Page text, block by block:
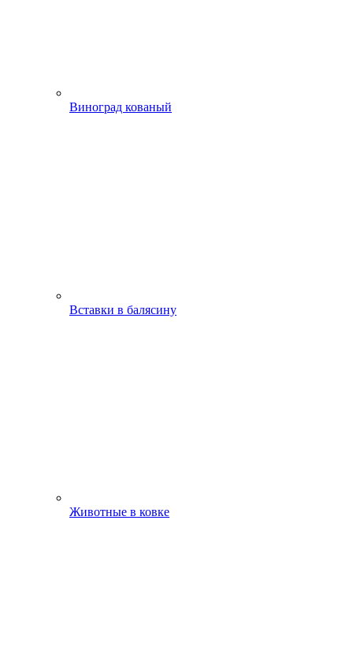
Виноград кованый
Вставки в балясину
Животные в ковке